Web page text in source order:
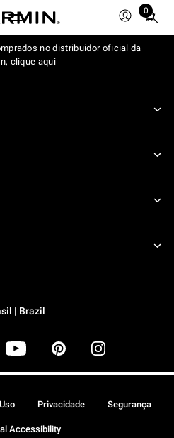
0
Total
items
in
no distribuidor oficial da
clique aqui
| Brazil
Privacidade Segurança
Accessibility